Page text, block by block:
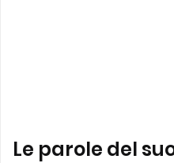
Le parole del